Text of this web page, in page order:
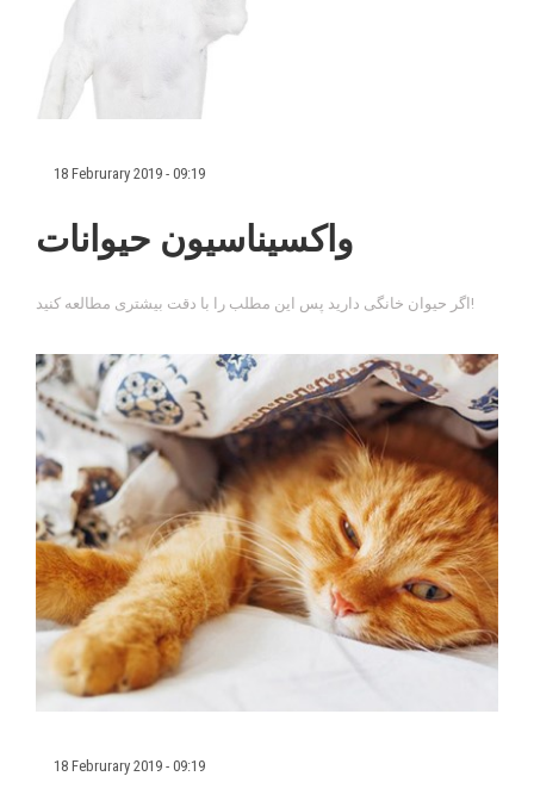
18 Februrary 2019 - 09:19
واکسیناسیون حیوانات
اگر حیوان خانگی دارید پس این مطلب را با دقت بیشتری مطالعه کنید!
18 Februrary 2019 - 09:19